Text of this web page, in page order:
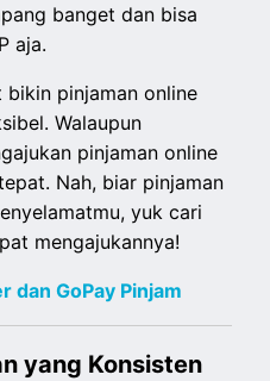
banget dan bisa
aja.
bikin pinjaman online
Walaupun
pinjaman online
Nah, biar pinjaman
yuk cari
mengajukannya!
dan GoPay Pinjam
yang Konsisten